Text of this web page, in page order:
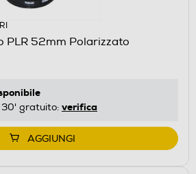
PLR 52mm Polarizzato
30' gratuito: verifica
AGGIUNGI